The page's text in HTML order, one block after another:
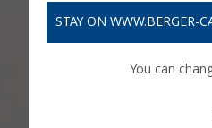
STAY ON WWW.BERGER-
You can